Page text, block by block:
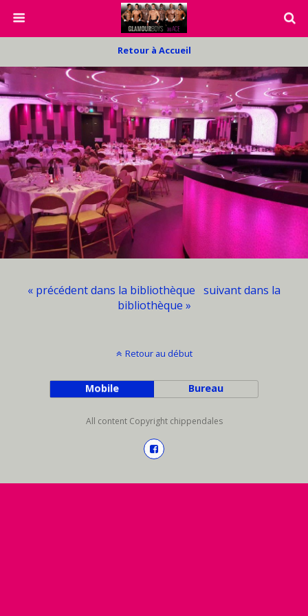
Retour à Accueil
« précédent dans la bibliothèque suivant dans la
bibliothèque »
Retour au début
Mobile Bureau
All content Copyright chippendales